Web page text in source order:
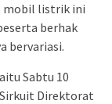
mobil listrik ini
berhak
bervariasi.
Sabtu 10
Sirkuit Direktorat